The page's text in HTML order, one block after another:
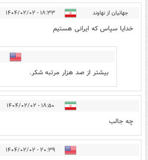
جهانیان از نهاوند ۱۸:۳۳ - ۱۴۰۴/۰۲/۰۲
خدایا سپاس که ایرانی هستیم
بیشتر از صد هزار مرتبه شکر.
۱۸:۵۰ - ۱۴۰۴/۰۲/۰۲
چه جالب
۲۰:۳۹ - ۱۴۰۴/۰۲/۰۲